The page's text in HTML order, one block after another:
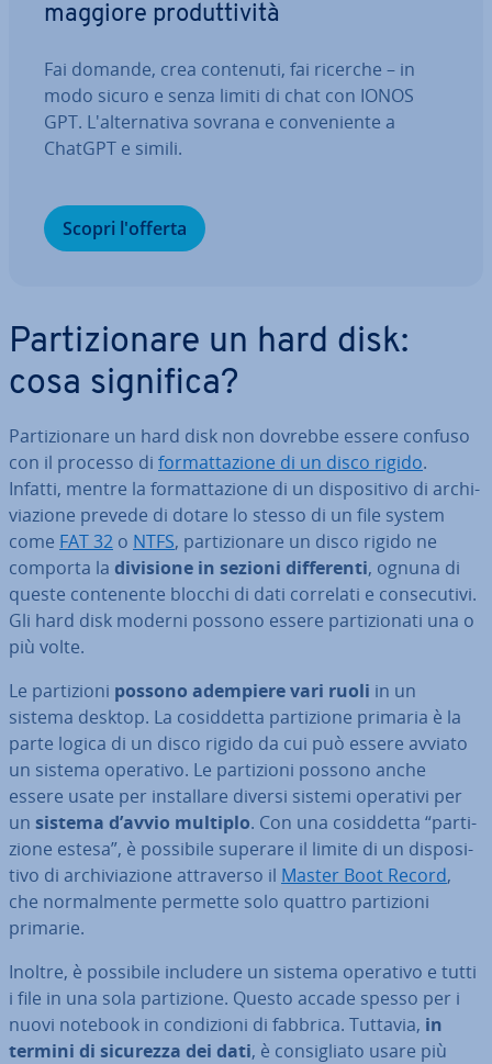
maggiore pro­dut­ti­vi­tà
Fai domande, crea contenuti, fai ricerche – in
modo sicuro e senza limiti di chat con IONOS
GPT. L'al­ter­na­ti­va sovrana e con­ve­nien­te a
ChatGPT e simili.
Scopri l'offerta
Par­ti­zio­na­re un hard disk:
cosa significa?
Par­ti­zio­na­re un hard disk non dovrebbe essere confuso
con il processo di for­mat­ta­zio­ne di un disco rigido.
Infatti, mentre la for­mat­ta­zio­ne di un di­spo­si­ti­vo di ar­chi­
via­zio­ne prevede di dotare lo stesso di un file system
come FAT 32 o NTFS, par­ti­zio­na­re un disco rigido ne
comporta la divisione in sezioni dif­fe­ren­ti, ognuna di
queste con­te­nen­te blocchi di dati correlati e con­se­cu­ti­vi.
Gli hard disk moderni possono essere par­ti­zio­na­ti una o
più volte.
Le par­ti­zio­ni possono adempiere vari ruoli in un
sistema desktop. La co­sid­det­ta par­ti­zio­ne primaria è la
parte logica di un disco rigido da cui può essere avviato
un sistema operativo. Le par­ti­zio­ni possono anche
essere usate per in­stal­la­re diversi sistemi operativi per
un sistema d’avvio multiplo. Con una co­sid­det­ta “par­ti­
zio­ne estesa”, è possibile superare il limite di un di­spo­si­
ti­vo di ar­chi­via­zio­ne at­tra­ver­so il Master Boot Record,
che nor­mal­men­te permette solo quattro par­ti­zio­ni
primarie.
Inoltre, è possibile includere un sistema operativo e tutti
i file in una sola par­ti­zio­ne. Questo accade spesso per i
nuovi notebook in con­di­zio­ni di fabbrica. Tuttavia, in
termini di sicurezza dei dati, è con­si­glia­to usare più